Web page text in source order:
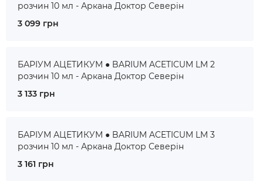
розчин 10 мл - Аркана Доктор Северін
3 099 грн
БАРІУМ АЦЕТИКУМ ● BARIUM ACETICUM LM 2
розчин 10 мл - Аркана Доктор Северін
3 133 грн
БАРІУМ АЦЕТИКУМ ● BARIUM ACETICUM LM 3
розчин 10 мл - Аркана Доктор Северін
3 161 грн